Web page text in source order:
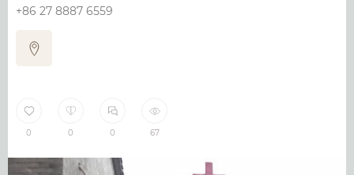
+86 27 8887 6559
0 0 0 67